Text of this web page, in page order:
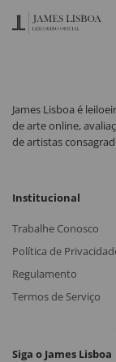
James Lisboa é
de arte online,
de artistas
Institucional
Trabalhe Conosco
Política de
Regulamento
Termos de Serviço
Siga o James Lisboa